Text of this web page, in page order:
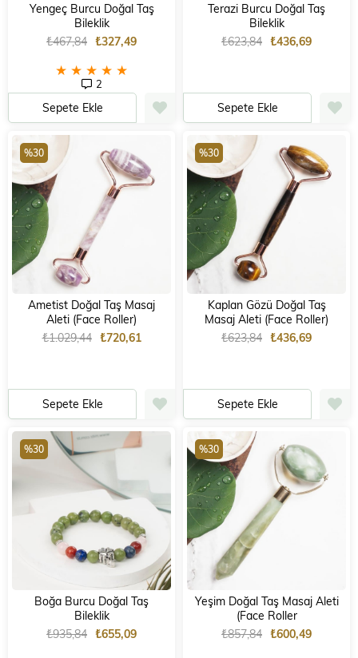
Yengeç Burcu Doğal Taş
Bileklik
★ ★ ★ ★ ★
2
₺327,49
₺467,84
Sepete Ekle
Terazi Burcu Doğal Taş
Bileklik
₺436,69
₺623,84
Sepete Ekle
Ametist Doğal Taş Masaj
Aleti (Face Roller)
₺720,61
₺1.029,44
Sepete Ekle
%30
Kaplan Gözü Doğal Taş
Masaj Aleti (Face Roller)
₺436,69
₺623,84
Sepete Ekle
%30
Boğa Burcu Doğal Taş
Bileklik
₺655,09
₺935,84
%30
Yeşim Doğal Taş Masaj Aleti
(Face Roller
₺600,49
₺857,84
%30